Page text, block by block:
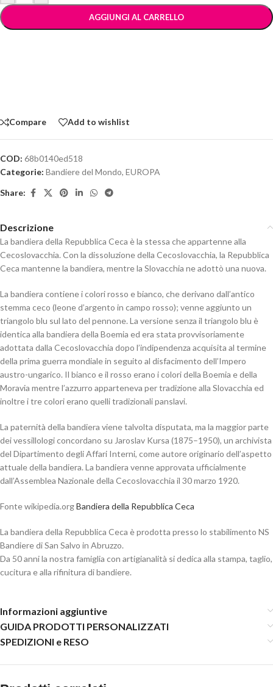
AGGIUNGI AL CARRELLO
Compare Add to wishlist
COD: 68b0140ed518
Categorie: Bandiere del Mondo, EUROPA
Share:
Descrizione
La bandiera della Repubblica Ceca è la stessa che appartenne alla
Cecoslovacchia. Con la dissoluzione della Cecoslovacchia, la Repubblica
Ceca mantenne la bandiera, mentre la Slovacchia ne adottò una nuova.
La bandiera contiene i colori rosso e bianco, che derivano dall’antico
stemma ceco (leone d’argento in campo rosso); venne aggiunto un
triangolo blu sul lato del pennone. La versione senza il triangolo blu è
identica alla bandiera della Boemia ed era stata provvisoriamente
adottata dalla Cecoslovacchia dopo l’indipendenza acquisita al termine
della prima guerra mondiale in seguito al disfacimento dell’Impero
austro-ungarico. Il bianco e il rosso erano i colori della Boemia e della
Moravia mentre l’azzurro apparteneva per tradizione alla Slovacchia ed
inoltre i tre colori erano quelli tradizionali panslavi.
La paternità della bandiera viene talvolta disputata, ma la maggior parte
dei vessillologi concordano su Jaroslav Kursa (1875–1950), un archivista
del Dipartimento degli Affari Interni, come autore originario dell’aspetto
attuale della bandiera. La bandiera venne approvata ufficialmente
dall’Assemblea Nazionale della Cecoslovacchia il 30 marzo 1920.
Fonte wikipedia.orgBandiera della Repubblica Ceca
La bandiera della Repubblica Ceca è prodotta presso lo stabilimento NS
Bandiere di San Salvo in Abruzzo.
Da 50 anni la nostra famiglia con artigianalità si dedica alla stampa, taglio,
cucitura e alla rifinitura di bandiere.
Informazioni aggiuntive
GUIDA PRODOTTI PERSONALIZZATI
SPEDIZIONI e RESO